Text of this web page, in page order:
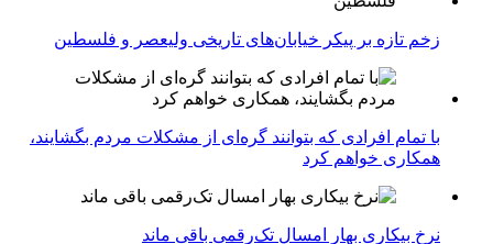
زخم تازه بر پیکر خیابان‌های تاریخی ولیعصر و فلسطین
با تمام افرادی که بتوانند گره‌ای از مشکلات مردم بگشایند،
همکاری خواهم کرد
نرخ بیکاری بهار امسال تک‌رقمی باقی ماند